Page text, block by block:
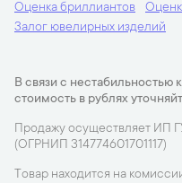
Оценка бриллиантов
Залог ювелирных изделий
В связи с нестабильностью
стоимость в рублях
Продажу осуществляет ИП
(ОГРНИП 314774601701117)
Товар находится на